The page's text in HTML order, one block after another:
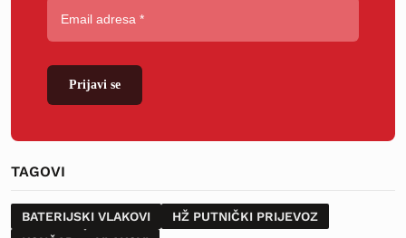
Prijavi se
TAGOVI
BATERIJSKI VLAKOVI
HŽ PUTNIČKI PRIJEVOZ